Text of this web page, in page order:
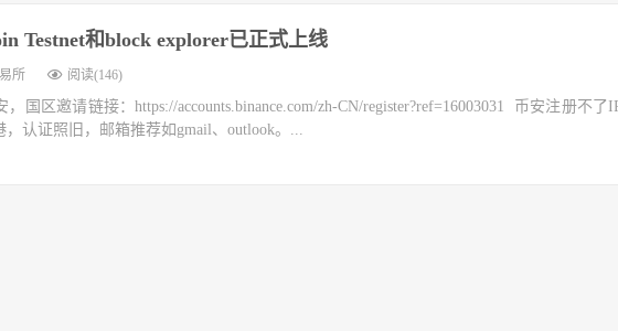
Testnet和block explorer已正式上线
所 阅读(146)
国区邀请链接：https://accounts.binance.com/zh-CN/register?ref=16003031 币安注册不了
，认证照旧，邮箱推荐如gmail、outlook。...